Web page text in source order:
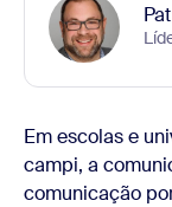
Em escolas e
campi, a
comunicação